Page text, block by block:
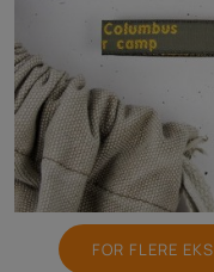
FOR FLERE